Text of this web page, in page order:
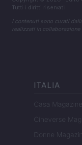
Tutti i diritti riservati
I contenuti sono curati
realizzati in
ITALIA
Casa Magazine
Cineverse
Donne